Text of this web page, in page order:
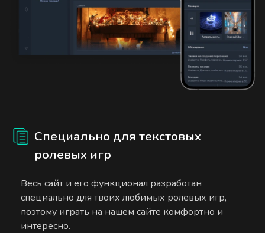
Специально для текстовых
ролевых игр
Весь сайт и его функционал разработан
специально для твоих любимых ролевых игр,
поэтому играть на нашем сайте комфортно и
интересно.